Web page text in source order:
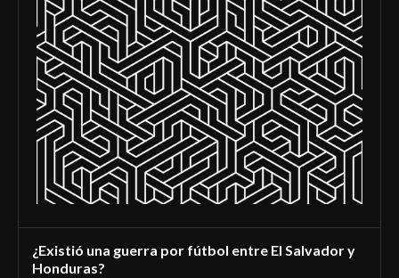
¿Existió una guerra por fútbol entre El Salvador y
Honduras?